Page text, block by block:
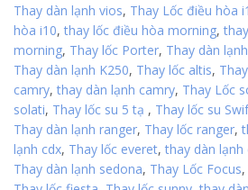
Thay dàn lạnh vios, Thay Lốc điều hòa
hòa i10, thay lốc điều hòa morning,
morning, Thay lốc Porter, Thay dàn
Thay dàn lạnh K250, Thay lốc altis,
camry, thay dàn lạnh camry, Thay Lốc
solati, Thay lốc su 5 tạ , Thay lốc su
Thay dàn lạnh ranger, Thay lốc ranger,
lạnh cdx, Thay lốc everet, thay dàn lạnh
Thay dàn lạnh sedona, Thay Lốc Focus,